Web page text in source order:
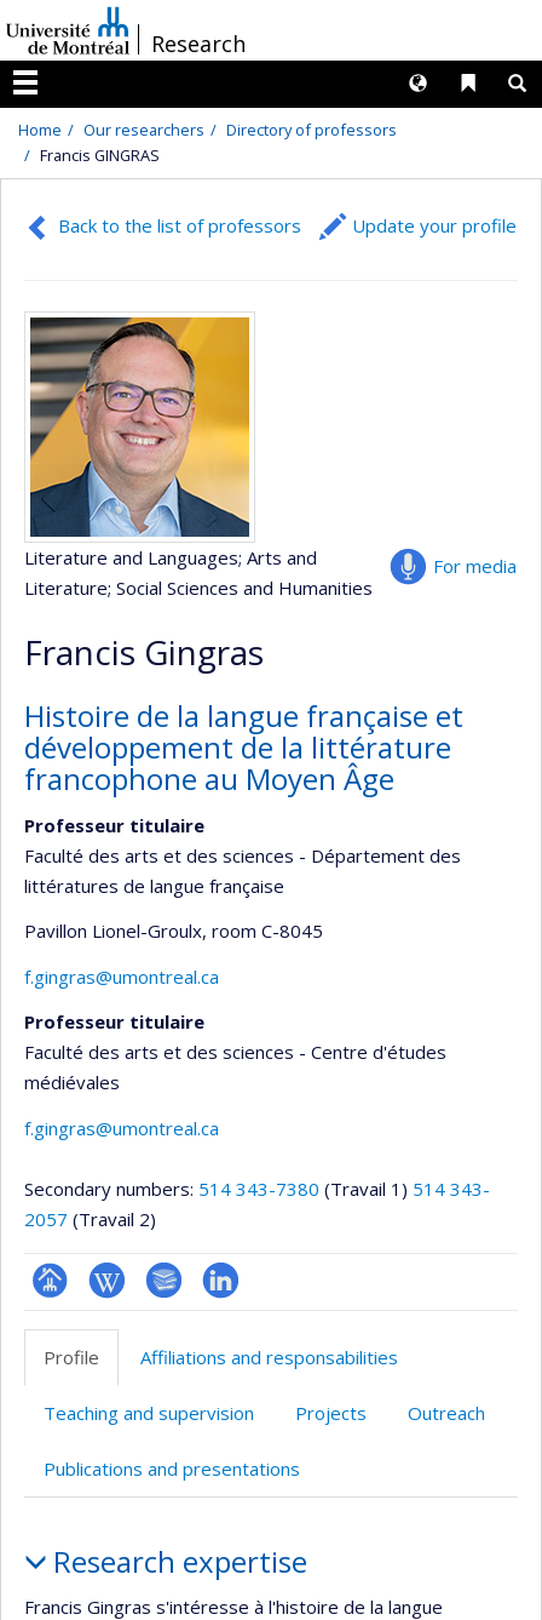
au
contenu
/Research
Menu
Liens
Langues
Home Our researchers
Directory of professors
Francis GINGRAS
Back to the list of professors Update your profile
For media
Literature and Languages; Arts and
Literature; Social Sciences and Humanities
Francis Gingras
Histoire de la langue française et
développement de la littérature
francophone au Moyen Âge
Professeur titulaire
Faculté des arts et des sciences - Département des
littératures de langue française
Pavillon Lionel-Groulx, room C-8045
f.gingras@umontreal.ca
Professeur titulaire
Faculté des arts et des sciences - Centre d'études
médiévales
f.gingras@umontreal.ca
Secondary numbers: 514 343-7380 (Travail 1) 514 343-
2057 (Travail 2)
Page Wiki Bibliographie
LinkedIn
Profile
Affiliations and responsabilities
Teaching and supervision Projects Outreach
Publications and presentations
Research expertise
Francis Gingras s'intéresse à l'histoire de la langue